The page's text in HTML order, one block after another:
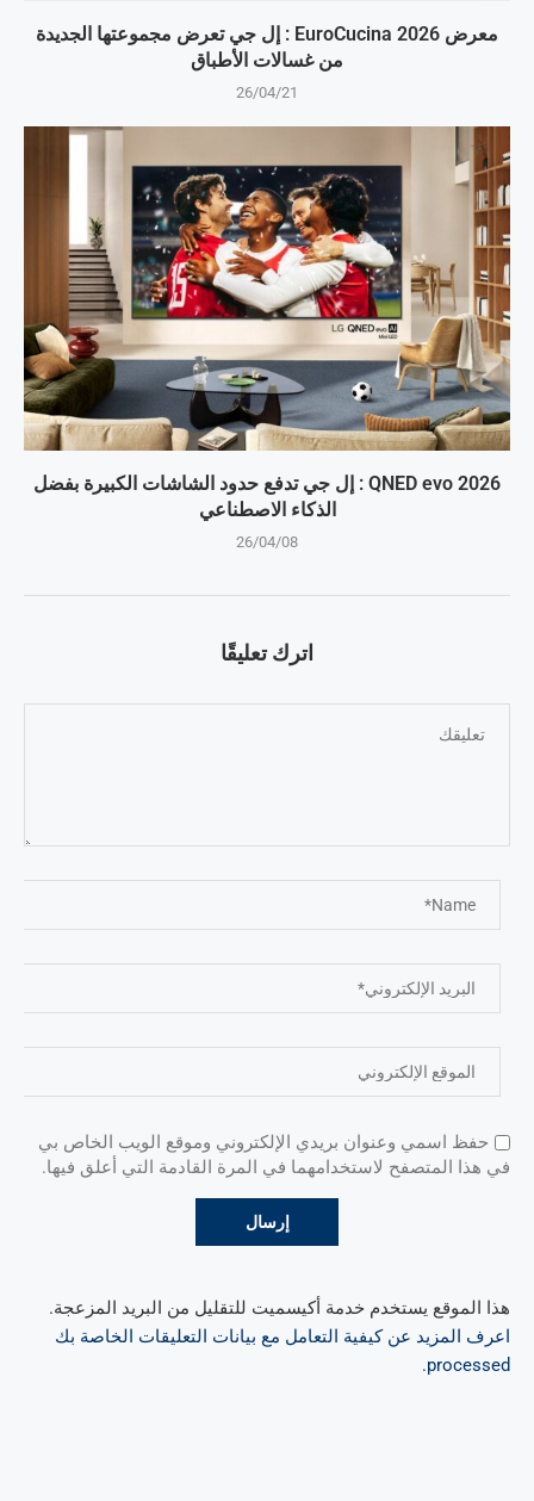
معرض EuroCucina 2026 : إل جي تعرض مجموعتها الجديدة
من غسالات الأطباق
26/04/21
QNED evo 2026 : إل جي تدفع حدود الشاشات الكبيرة بفضل
الذكاء الاصطناعي
26/04/08
اترك تعليقًا
حفظ اسمي وعنوان بريدي الإلكتروني وموقع الويب الخاص بي
في هذا المتصفح لاستخدامهما في المرة القادمة التي أعلق فيها.
هذا الموقع يستخدم خدمة أكيسميت للتقليل من البريد المزعجة.
اعرف المزيد عن كيفية التعامل مع بيانات التعليقات الخاصة بك
processed
.